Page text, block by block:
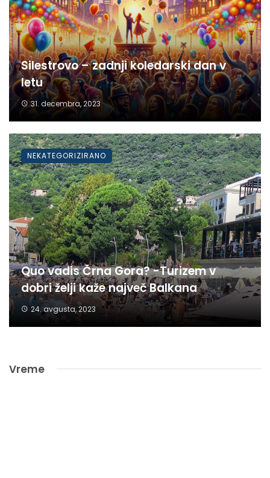
Silestrovo – zadnji koledarski dan v
letu
31. decembra, 2023
Quo vadis Črna Gora? -Turizem v
dobri želji kaže največ Balkana
24. avgusta, 2023
NEKATEGORIZIRANO
Vreme